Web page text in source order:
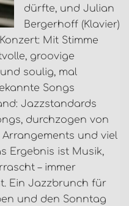
dürfte, und Julian
Bergerhoff (Klavier)
Mit Stimme
groovige
soulig, mal
Songs
Jazzstandards
durchzogen von
und viel
Ergebnis ist Musik,
– immer
Ein Jazzbrunch für
und den Sonntag